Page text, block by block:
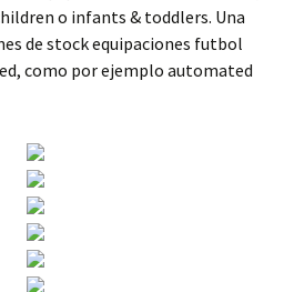
o infants & toddlers. Una
de stock equipaciones futbol
como por ejemplo automated